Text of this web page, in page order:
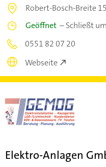
Robert-Bosch-Breite
Geöffnet–Schließt
0551 82 07 20
Webseite
Elektro-Anlagen